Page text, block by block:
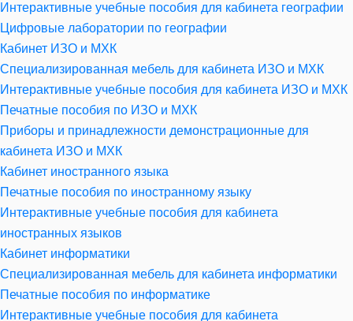
Интерактивные учебные пособия для кабинета географии
Цифровые лаборатории по географии
Кабинет ИЗО и МХК
Специализированная мебель для кабинета ИЗО и МХК
Интерактивные учебные пособия для кабинета ИЗО и МХК
Печатные пособия по ИЗО и МХК
Приборы и принадлежности демонстрационные для
кабинета ИЗО и МХК
Кабинет иностранного языка
Печатные пособия по иностранному языку
Интерактивные учебные пособия для кабинета
иностранных языков
Кабинет информатики
Специализированная мебель для кабинета информатики
Печатные пособия по информатике
Интерактивные учебные пособия для кабинета